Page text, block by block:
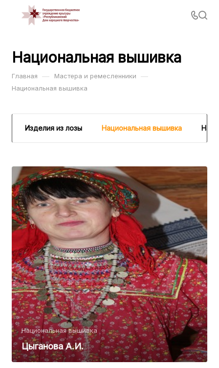
Национальная вышивка
Главная — Мастера и ремесленники —
Национальная вышивка
Изделия из лозы Национальная вышивка
Национальная вышивка
Цыганова А.И.